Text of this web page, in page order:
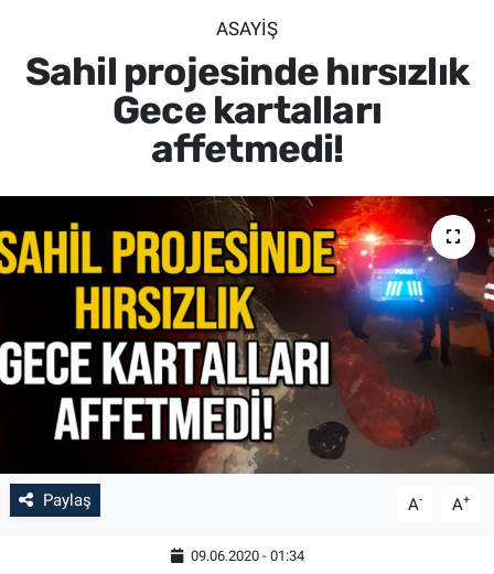
ASAYİŞ
Sahil projesinde hırsızlık
Gece kartalları
affetmedi!
Paylaş A- A+
09.06.2020 - 01:34